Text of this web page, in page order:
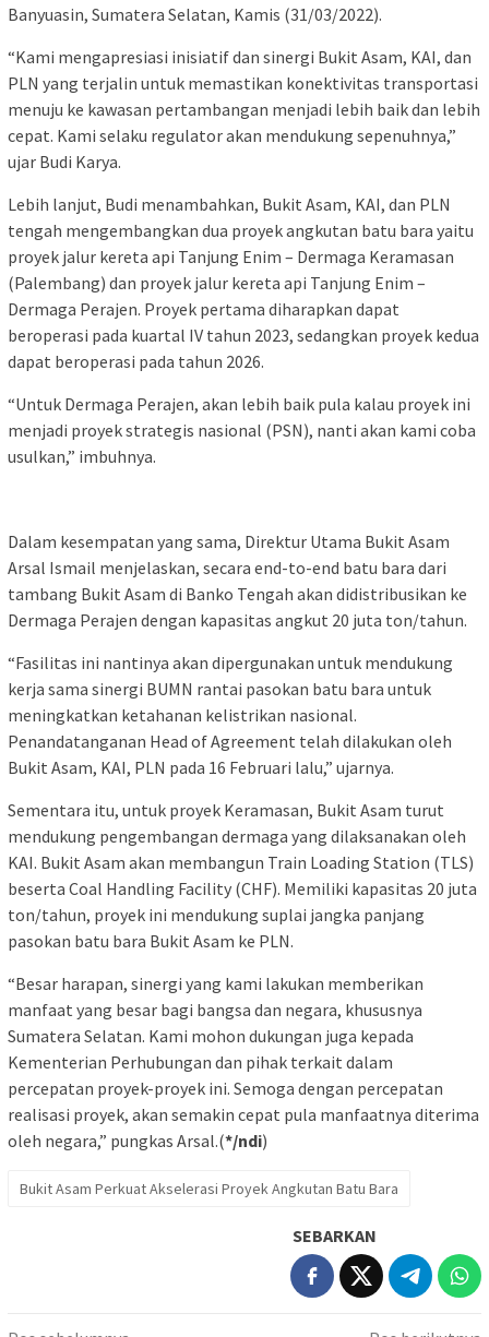
Banyuasin, Sumatera Selatan, Kamis (31/03/2022).
“Kami mengapresiasi inisiatif dan sinergi Bukit Asam, KAI, dan
PLN yang terjalin untuk memastikan konektivitas transportasi
menuju ke kawasan pertambangan menjadi lebih baik dan lebih
cepat. Kami selaku regulator akan mendukung sepenuhnya,”
ujar Budi Karya.
Lebih lanjut, Budi menambahkan, Bukit Asam, KAI, dan PLN
tengah mengembangkan dua proyek angkutan batu bara yaitu
proyek jalur kereta api Tanjung Enim – Dermaga Keramasan
(Palembang) dan proyek jalur kereta api Tanjung Enim –
Dermaga Perajen. Proyek pertama diharapkan dapat
beroperasi pada kuartal IV tahun 2023, sedangkan proyek kedua
dapat beroperasi pada tahun 2026.
“Untuk Dermaga Perajen, akan lebih baik pula kalau proyek ini
menjadi proyek strategis nasional (PSN), nanti akan kami coba
usulkan,” imbuhnya.
Dalam kesempatan yang sama, Direktur Utama Bukit Asam
Arsal Ismail menjelaskan, secara end-to-end batu bara dari
tambang Bukit Asam di Banko Tengah akan didistribusikan ke
Dermaga Perajen dengan kapasitas angkut 20 juta ton/tahun.
“Fasilitas ini nantinya akan dipergunakan untuk mendukung
kerja sama sinergi BUMN rantai pasokan batu bara untuk
meningkatkan ketahanan kelistrikan nasional.
Penandatanganan Head of Agreement telah dilakukan oleh
Bukit Asam, KAI, PLN pada 16 Februari lalu,” ujarnya.
Sementara itu, untuk proyek Keramasan, Bukit Asam turut
mendukung pengembangan dermaga yang dilaksanakan oleh
KAI. Bukit Asam akan membangun Train Loading Station (TLS)
beserta Coal Handling Facility (CHF). Memiliki kapasitas 20 juta
ton/tahun, proyek ini mendukung suplai jangka panjang
pasokan batu bara Bukit Asam ke PLN.
“Besar harapan, sinergi yang kami lakukan memberikan
manfaat yang besar bagi bangsa dan negara, khususnya
Sumatera Selatan. Kami mohon dukungan juga kepada
Kementerian Perhubungan dan pihak terkait dalam
percepatan proyek-proyek ini. Semoga dengan percepatan
realisasi proyek, akan semakin cepat pula manfaatnya diterima
oleh negara,” pungkas Arsal.(*/ndi)
Bukit Asam Perkuat Akselerasi Proyek Angkutan Batu Bara
SEBARKAN